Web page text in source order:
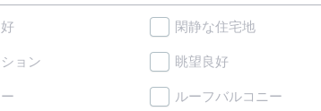
閑静な住宅地
ョン 眺望良好
ルーフバルコニー